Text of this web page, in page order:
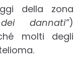
della zona
dannati”)
molti degli